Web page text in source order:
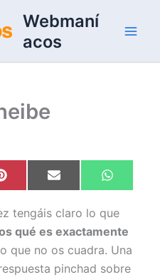
Webmaní
acos
Compartir
en
P
i
t
e
r
e
s
Compartir
en
E
m
i
l
en
W
h
t
s
A
p
p
tengáis claro lo que
qué es exactamente
que no os cuadra. Una
pinchad sobre